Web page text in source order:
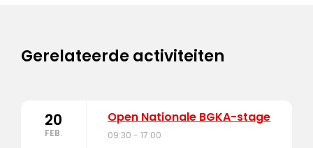
Gerelateerde activiteiten
20
FEB.
Open Nationale BGKA-stage
09:30 - 17:00